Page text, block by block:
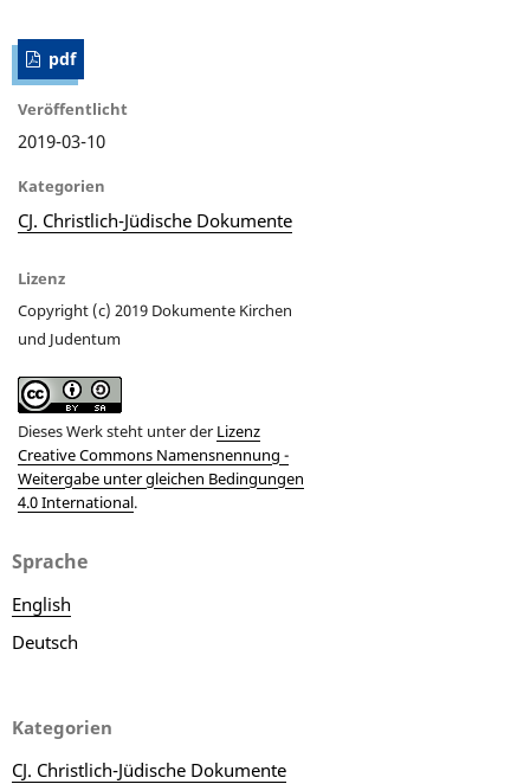
pdf
Veröffentlicht
2019-03-10
Kategorien
CJ. Christlich-Jüdische Dokumente
Lizenz
Copyright (c) 2019 Dokumente Kirchen
und Judentum
Dieses Werk steht unter der Lizenz
Creative Commons Namensnennung -
Weitergabe unter gleichen Bedingungen
4.0 International.
Sprache
English
Deutsch
Kategorien
CJ. Christlich-Jüdische Dokumente